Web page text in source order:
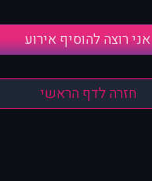
אני רוצה להוסיף אירוע
חזרה לדף הראשי